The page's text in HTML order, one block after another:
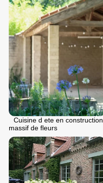
Cuisine d ete en construction
massif de fleurs